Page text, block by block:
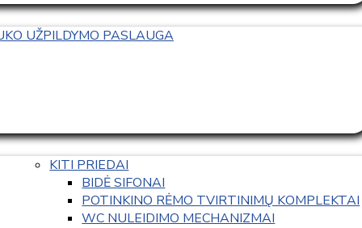
UŽPILDYMO PASLAUGA
KITI PRIEDAI
BIDĖ SIFONAI
POTINKINO RĖMO TVIRTINIMŲ KOMPLEKTAI
WC NULEIDIMO MECHANIZMAI